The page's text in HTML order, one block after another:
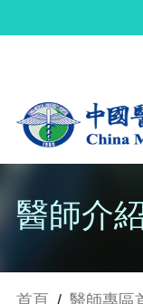
醫師介